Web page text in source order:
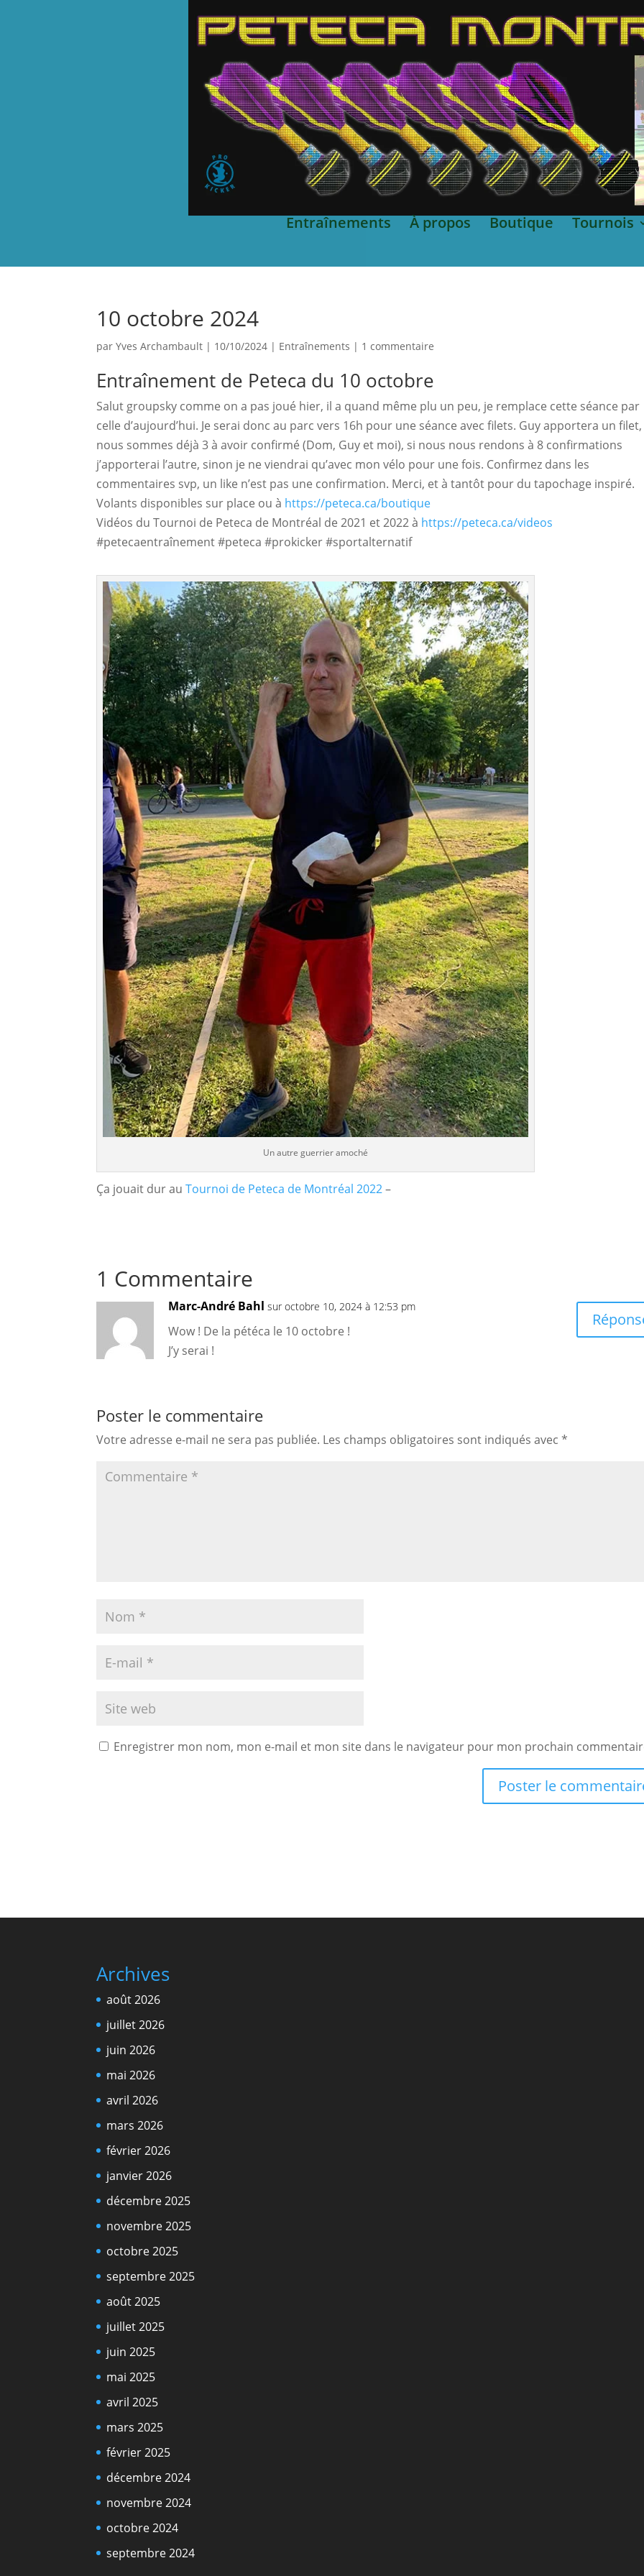
Entraînements À propos Boutique Tournois
10 octobre 2024
parYves Archambault | 10/10/2024 | Entraînements | 1 commentaire
Entraînement de Peteca du 10 octobre
Salut groupsky comme on a pas joué hier, il a quand même plu un peu, je remplace cette séance par
celle d’aujourd’hui. Je serai donc au parc vers 16h pour une séance avec filets. Guy apportera un filet,
nous sommes déjà 3 à avoir confirmé (Dom, Guy et moi), si nous nous rendons à 8 confirmations
j’apporterai l’autre, sinon je ne viendrai qu’avec mon vélo pour une fois. Confirmez dans les
commentaires svp, un like n’est pas une confirmation. Merci, et à tantôt pour du tapochage inspiré.
Volants disponibles sur place ou à https://peteca.ca/boutique
Vidéos du Tournoi de Peteca de Montréal de 2021 et 2022 à https://peteca.ca/videos
#petecaentraînement #peteca #prokicker #sportalternatif
Un autre guerrier amoché
Ça jouait dur auTournoi de Peteca de Montréal 2022–
1 Commentaire
Marc-André Bahl sur octobre 10, 2024 à 12:53 pm
Wow ! De la pétéca le 10 octobre !
J’y serai !
Poster le commentaire
Votre adresse e-mail ne sera pas publiée. Les champs obligatoires sont indiqués avec*
Enregistrer mon nom, mon e-mail et mon site dans le navigateur pour mon prochain
Archives
août 2026
juillet 2026
juin 2026
mai 2026
avril 2026
mars 2026
février 2026
janvier 2026
décembre 2025
novembre 2025
octobre 2025
septembre 2025
août 2025
juillet 2025
juin 2025
mai 2025
avril 2025
mars 2025
février 2025
décembre 2024
novembre 2024
octobre 2024
septembre 2024